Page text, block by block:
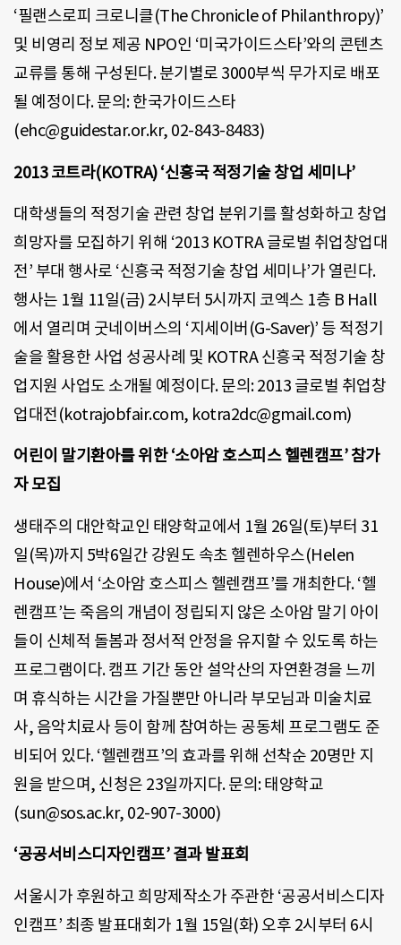
‘필랜스로피 크로니클(The Chronicle of Philanthropy)’
및 비영리 정보 제공 NPO인 ‘미국가이드스타’와의 콘텐츠
교류를 통해 구성된다. 분기별로 3000부씩 무가지로 배포
될 예정이다. 문의: 한국가이드스타
(ehc@guidestar.or.kr, 02-843-8483)
2013 코트라(KOTRA) ‘신흥국 적정기술 창업 세미나’
대학생들의 적정기술 관련 창업 분위기를 활성화하고 창업
희망자를 모집하기 위해 ‘2013 KOTRA 글로벌 취업창업대
전’ 부대 행사로 ‘신흥국 적정기술 창업 세미나’가 열린다.
행사는 1월 11일(금) 2시부터 5시까지 코엑스 1층 B Hall
에서 열리며 굿네이버스의 ‘지세이버(G-Saver)’ 등 적정기
술을 활용한 사업 성공사례 및 KOTRA 신흥국 적정기술 창
업지원 사업도 소개될 예정이다. 문의: 2013 글로벌 취업창
업대전(kotrajobfair.com, kotra2dc@gmail.com)
어린이 말기환아를 위한 ‘소아암 호스피스 헬렌캠프’ 참가
자 모집
생태주의 대안학교인 태양학교에서 1월 26일(토)부터 31
일(목)까지 5박6일간 강원도 속초 헬렌하우스(Helen
House)에서 ‘소아암 호스피스 헬렌캠프’를 개최한다. ‘헬
렌캠프’는 죽음의 개념이 정립되지 않은 소아암 말기 아이
들이 신체적 돌봄과 정서적 안정을 유지할 수 있도록 하는
프로그램이다. 캠프 기간 동안 설악산의 자연환경을 느끼
며 휴식하는 시간을 가질뿐만 아니라 부모님과 미술치료
사, 음악치료사 등이 함께 참여하는 공동체 프로그램도 준
비되어 있다. ‘헬렌캠프’의 효과를 위해 선착순 20명만 지
원을 받으며, 신청은 23일까지다. 문의: 태양학교
(sun@sos.ac.kr, 02-907-3000)
‘공공서비스디자인캠프’ 결과 발표회
서울시가 후원하고 희망제작소가 주관한 ‘공공서비스디자
인캠프’ 최종 발표대회가 1월 15일(화) 오후 2시부터 6시